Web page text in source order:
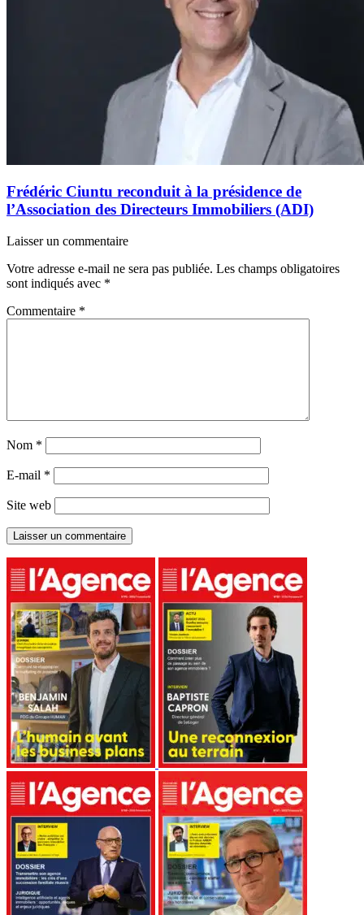
Frédéric Ciuntu reconduit à la présidence de
l’Association des Directeurs Immobiliers (ADI)
Laisser un commentaire
Votre adresse e-mail ne sera pas publiée. Les champs obligatoires
sont indiqués avec *
Commentaire *
Nom *
E-mail *
Site web